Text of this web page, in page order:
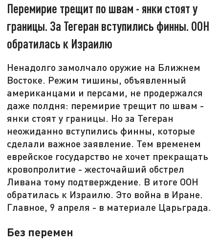
Перемирие трещит по швам - янки стоят у
границы. За Тегеран вступились финны. ООН
обратилась к Израилю
Ненадолго замолчало оружие на Ближнем
Востоке. Режим тишины, объявленный
американцами и персами, не продержался
даже полдня: перемирие трещит по швам -
янки стоят у границы. Но за Тегеран
неожиданно вступились финны, которые
сделали важное заявление. Тем временем
еврейское государство не хочет прекращать
кровопролитие - жесточайший обстрел
Ливана тому подтверждение. В итоге ООН
обратилась к Израилю. Это война в Иране.
Главное, 9 апреля - в материале Царьграда.
Без перемен